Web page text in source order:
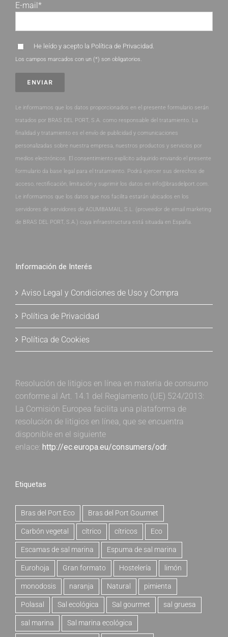
E-mail*
He leído y acepto la Política de Privacidad.
Los campos marcados con un (*) son obligatorios.
Le informamos que los datos proporcionados en el presente formulario serán
tratados por BRAS DEL PORT, S.A. como responsable del tratamiento. La
finalidad y tratamiento es el envío de publicidad y comunicaciones
personalizadas sobre nuestra empresa, nuestros productos y servicios por
medios electrónicos. El consentimiento explícito adquirido enviando el presente
formulario da base legal para el tratamiento. Podrá ejercer sus derechos de
acceso, rectificación, limitación y suprimir los datos en info@brasdelport.com.
Le informamos que los datos que nos facilita estarán ubicados en los
servidores de servidores de ACUMBAMAIL, S.L. (proveedor de email marketing
de BRAS DEL PORT, S.A.) cuya infraestructura está situada en España.
Información de Interés
Aviso Legal y Condiciones de Uso y Compra
Política de Privacidad
Política de Cookies
Resolución de litigios en línea en materia de consumo
conforme al Art. 14.1 del Reglamento (UE) 524/2013:
La Comisión Europea facilita una plataforma de
resolución de litigios en línea, que se encuentra
disponible en el siguiente
enlace: http://ec.europa.eu/consumers/odr.
Etiquetas
Bras del Port Eco Bras del Port Gourmet
Carbón vegetal cítrico cítricos Eco
Escamas de sal marina Espuma de sal marina
Eurohoja Gran formato Hostelería limón
monodosis naranja Natural pimienta
Polasal Sal ecológica Sal gourmet sal gruesa
sal marina Sal marina ecológica